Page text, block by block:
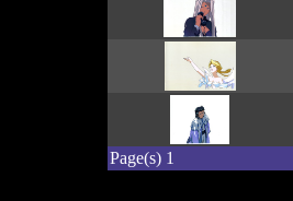
Page(s) 1